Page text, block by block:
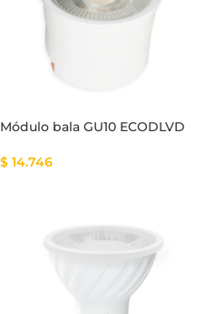
Módulo bala GU10 ECODLVD
$ 14.746